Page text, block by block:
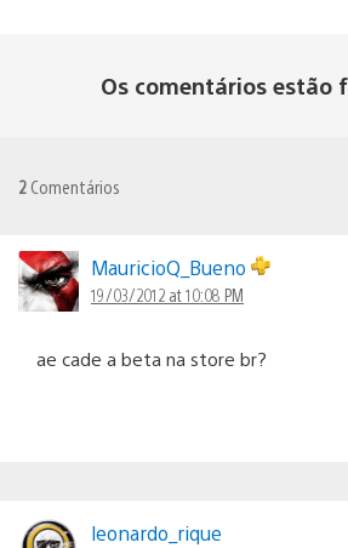
Os comentários estão
2 Comentários
MauricioQ_Bueno
19/03/2012 at 10:08 PM
ae cade a beta na store br?
leonardo_rique